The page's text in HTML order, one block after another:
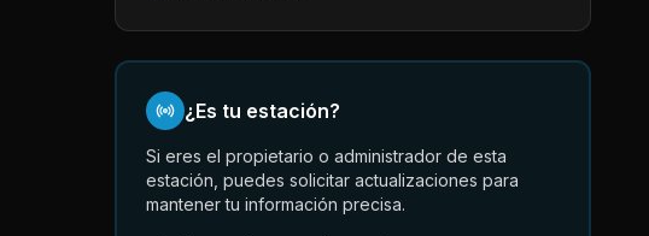
¿Es tu estación?
Si eres el propietario o administrador de esta
estación, puedes solicitar actualizaciones para
mantener tu información precisa.